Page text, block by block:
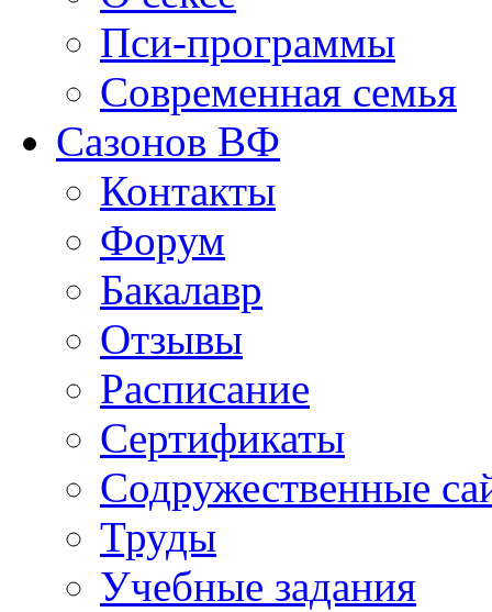
Пси-программы
Современная семья
Сазонов ВФ
Контакты
Форум
Бакалавр
Отзывы
Расписание
Сертификаты
Содружественные
Труды
Учебные задания